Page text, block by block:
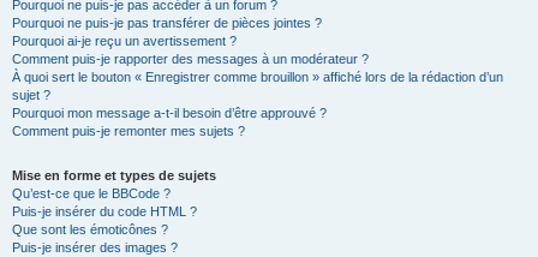
Pourquoi ne puis-je pas accéder à un forum ?
Pourquoi ne puis-je pas transférer de pièces jointes ?
Pourquoi ai-je reçu un avertissement ?
Comment puis-je rapporter des messages à un modérateur ?
À quoi sert le bouton « Enregistrer comme brouillon » affiché lors de la rédaction d’un
sujet ?
Pourquoi mon message a-t-il besoin d’être approuvé ?
Comment puis-je remonter mes sujets ?
Mise en forme et types de sujets
Qu’est-ce que le BBCode ?
Puis-je insérer du code HTML ?
Que sont les émoticônes ?
Puis-je insérer des images ?